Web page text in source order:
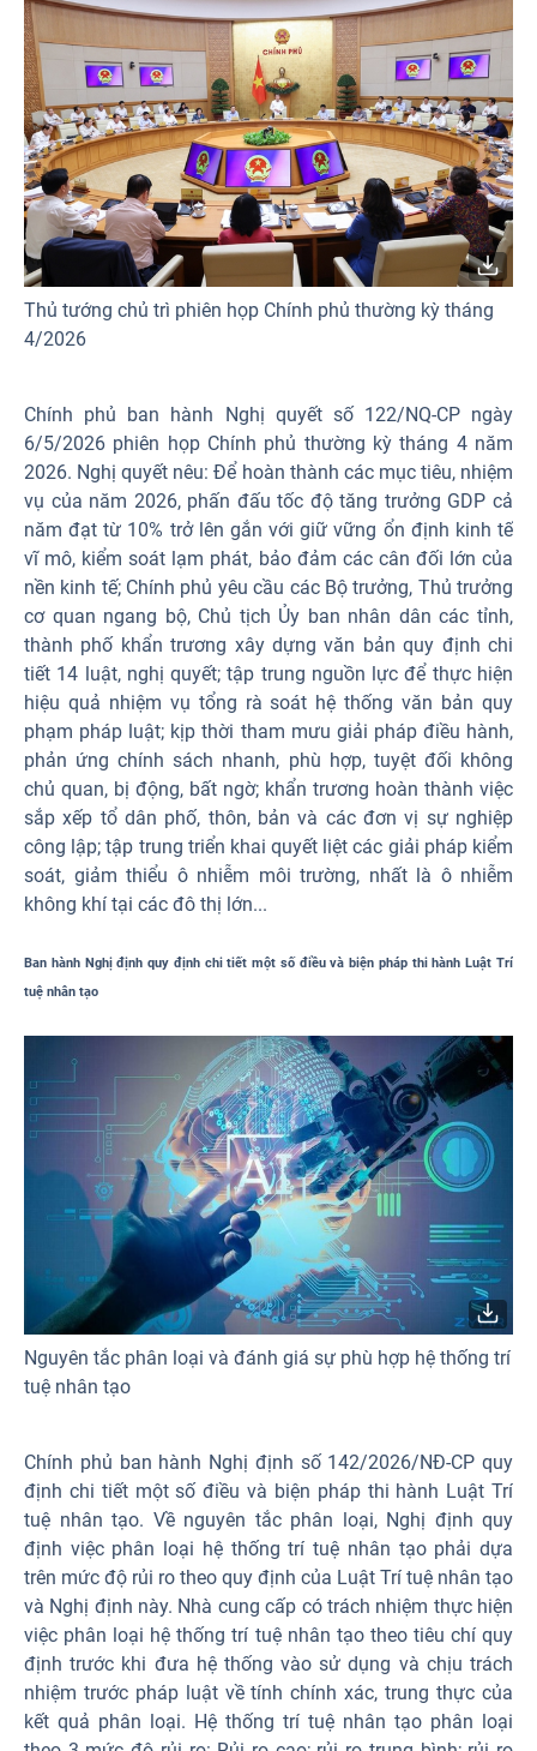
Thủ tướng chủ trì phiên họp Chính phủ thường kỳ tháng
4/2026
Chính phủ ban hành Nghị quyết số 122/NQ-CP ngày
6/5/2026 phiên họp Chính phủ thường kỳ tháng 4 năm
2026. Nghị quyết nêu: Để hoàn thành các mục tiêu, nhiệm
vụ của năm 2026, phấn đấu tốc độ tăng trưởng GDP cả
năm đạt từ 10% trở lên gắn với giữ vững ổn định kinh tế
vĩ mô, kiểm soát lạm phát, bảo đảm các cân đối lớn của
nền kinh tế; Chính phủ yêu cầu các Bộ trưởng, Thủ trưởng
cơ quan ngang bộ, Chủ tịch Ủy ban nhân dân các tỉnh,
thành phố khẩn trương xây dựng văn bản quy định chi
tiết 14 luật, nghị quyết; tập trung nguồn lực để thực hiện
hiệu quả nhiệm vụ tổng rà soát hệ thống văn bản quy
phạm pháp luật; kịp thời tham mưu giải pháp điều hành,
phản ứng chính sách nhanh, phù hợp, tuyệt đối không
chủ quan, bị động, bất ngờ; khẩn trương hoàn thành việc
sắp xếp tổ dân phố, thôn, bản và các đơn vị sự nghiệp
công lập; tập trung triển khai quyết liệt các giải pháp kiểm
soát, giảm thiểu ô nhiễm môi trường, nhất là ô nhiễm
không khí tại các đô thị lớn...
Ban hành Nghị định quy định chi tiết một số điều và biện pháp thi hành Luật Trí
tuệ nhân tạo
Nguyên tắc phân loại và đánh giá sự phù hợp hệ thống trí
tuệ nhân tạo
Chính phủ ban hành Nghị định số 142/2026/NĐ-CP quy
định chi tiết một số điều và biện pháp thi hành Luật Trí
tuệ nhân tạo. Về nguyên tắc phân loại, Nghị định quy
định việc phân loại hệ thống trí tuệ nhân tạo phải dựa
trên mức độ rủi ro theo quy định của Luật Trí tuệ nhân tạo
và Nghị định này. Nhà cung cấp có trách nhiệm thực hiện
việc phân loại hệ thống trí tuệ nhân tạo theo tiêu chí quy
định trước khi đưa hệ thống vào sử dụng và chịu trách
nhiệm trước pháp luật về tính chính xác, trung thực của
kết quả phân loại. Hệ thống trí tuệ nhân tạo phân loại